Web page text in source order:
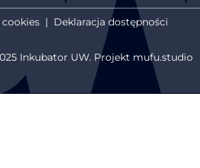
| Deklaracja dostępności
Inkubator UW. Projekt mufu.studio